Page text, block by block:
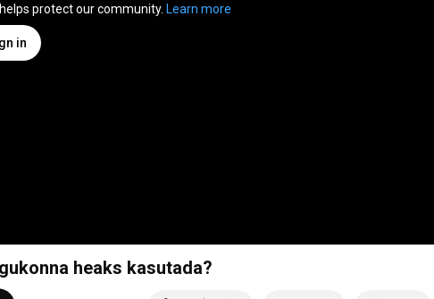
protect our community. Learn more
in
heaks kasutada?